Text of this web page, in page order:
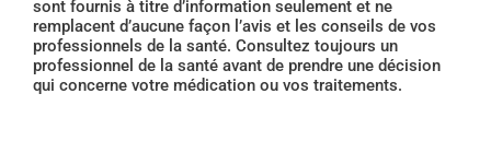
sont fournis à titre d’information seulement et ne
remplacent d’aucune façon l’avis et les conseils de vos
professionnels de la santé. Consultez toujours un
professionnel de la santé avant de prendre une décision
qui concerne votre médication ou vos traitements.